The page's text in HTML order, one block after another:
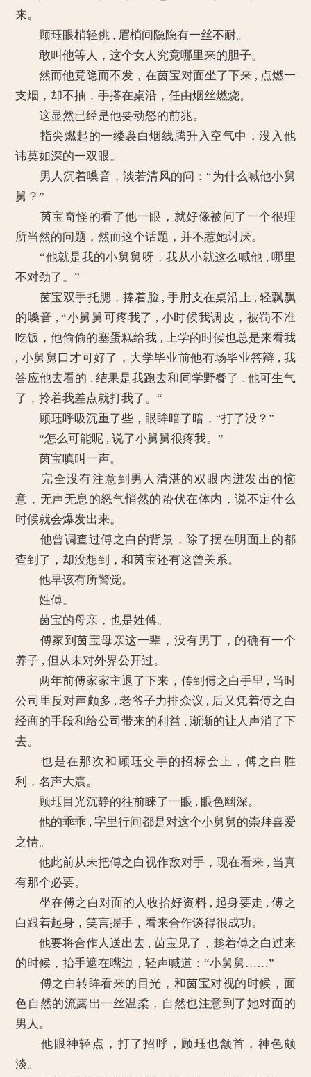
来。
顾珏眼梢轻佻 , 眉梢间隐隐有一丝不耐。
敢叫他等人，这个女人究竟哪里来的胆子。
然而他竟隐而不发，在茵宝对面坐了下来 , 点燃一
支烟，却不抽，手搭在桌沿，任由烟丝燃烧。
这显然已经是他要动怒的前兆。
指尖燃起的一缕袅白烟线腾升入空气中，没入他
讳莫如深的一双眼。
男人沉着嗓音，淡若清风的问：“为什么喊他小舅
舅？”
茵宝奇怪的看了他一眼，就好像被问了一个很理
所当然的问题，然而这个话题，并不惹她讨厌。
“他就是我的小舅舅呀，我从小就这么喊他 , 哪里
不对劲了。”
茵宝双手托腮，捧着脸 , 手肘支在桌沿上 , 轻飘飘
的嗓音 , “小舅舅可疼我了 , 小时候我调皮，被罚不准
吃饭，他偷偷的塞蛋糕给我 , 上学的时候也总是来看我
, 小舅舅口才可好了，大学毕业前他有场毕业答辩 , 我
答应他去看的 , 结果是我跑去和同学野餐了 , 他可生气
了，拎着我差点就打我了。“
顾珏呼吸沉重了些，眼眸暗了暗，“打了没？”
“怎么可能呢 , 说了小舅舅很疼我。”
茵宝嗔叫一声。
完全没有注意到男人清湛的双眼内迸发出的恼
意，无声无息的怒气悄然的蛰伏在体内，说不定什么
时候就会爆发出来。
他曾调查过傅之白的背景，除了摆在明面上的都
查到了，却没想到，和茵宝还有这曾关系。
他早该有所警觉。
姓傅。
茵宝的母亲，也是姓傅。
傅家到茵宝母亲这一辈，没有男丁，的确有一个
养子 , 但从未对外界公开过。
两年前傅家家主退了下来，传到傅之白手里 , 当时
公司里反对声颇多 , 老爷子力排众议 , 后又凭着傅之白
经商的手段和给公司带来的利益 , 渐渐的让人声消了下
去。
也是在那次和顾珏交手的招标会上，傅之白胜
利，名声大震。
顾珏目光沉静的往前睐了一眼 , 眼色幽深。
他的乖乖 , 字里行间都是对这个小舅舅的崇拜喜爱
之情。
他此前从未把傅之白视作敌对手，现在看来 , 当真
有那个必要。
坐在傅之白对面的人收拾好资料 , 起身要走 , 傅之
白跟着起身，笑言握手，看来合作谈得很成功。
他要将合作人送出去 , 茵宝见了，趁着傅之白过来
的时候，抬手遮在嘴边，轻声喊道：“小舅舅……”
傅之白转眸看来的目光，和茵宝对视的时候，面
色自然的流露出一丝温柔，自然也注意到了她对面的
男人。
他眼神轻点，打了招呼，顾珏也颔首，神色颇
淡。